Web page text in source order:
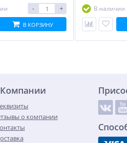
- +
В КОРЗИНУ
В наличии
о компании